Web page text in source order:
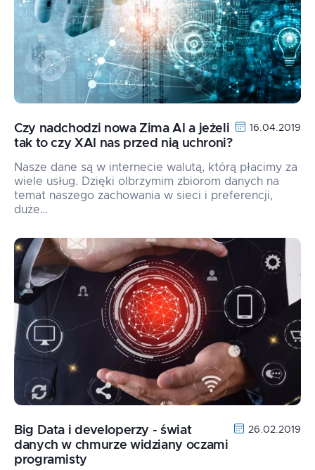
Czy nadchodzi nowa Zima AI a jeżeli
tak to czy XAI nas przed nią uchroni?
16.04.2019
Nasze dane są w internecie walutą, którą płacimy za
wiele usług. Dzięki olbrzymim zbiorom danych na
temat naszego zachowania w sieci i preferencji,
duże…
Big Data i developerzy - świat
danych w chmurze widziany oczami
programisty
26.02.2019